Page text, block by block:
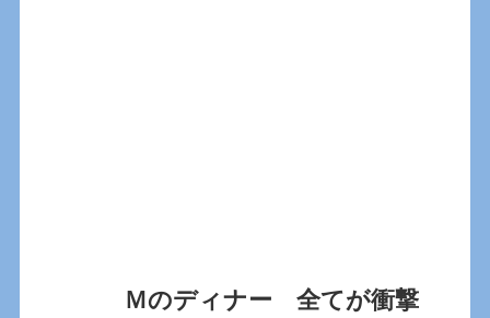
Ｍのディナー 全てが衝撃